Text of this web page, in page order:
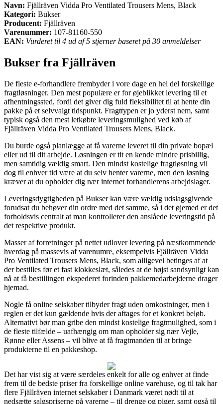
Navn: Fjällräven Vidda Pro Ventilated Trousers Mens, Black
Kategori: Bukser
Producent: Fjällräven
Varenummer: 107-81160-550
EAN: Vurderet til 4 ud af 5 stjerner baseret på 30 anmeldelser
Bukser fra Fjällräven
De fleste e-forhandlere frembyder i vore dage en hel del forskellige
fragtløsninger. Den mest populære er for øjeblikket levering til et
afhentningssted, fordi det giver dig fuld fleksibilitet til at hente din
pakke på et selvvalgt tidspunkt. Fragttypen er jo yderst nem, samt
typisk også den mest letkøbte leveringsmulighed ved køb af
Fjällräven Vidda Pro Ventilated Trousers Mens, Black.
Du burde også planlægge at få varerne leveret til din private bopæl
eller ud til dit arbejde. Løsningen er tit en kende mindre prisbillig,
men samtidig vældig smart. Den mindst kostelige fragtløsning vil
dog til enhver tid være at du selv henter varerne, men den løsning
kræver at du opholder dig nær internet forhandlerens arbejdslager.
Leveringsdygtigheden på Bukser kan være vældig udslagsgivende
forudsat du behøver din ordre med det samme, så i det øjemed er det
forholdsvis centralt at man kontrollerer den anslåede leveringstid på
det respektive produkt.
Masser af forretninger på nettet udlover levering på næstkommende
hverdag på massevis af varenumre, eksempelvis Fjällräven Vidda
Pro Ventilated Trousers Mens, Black, som alligevel betinges af at
der bestilles før et fast klokkeslæt, således at de højst sandsynligt kan
nå at få bestillingen ekspederet forinden pakkemedarbejderne drager
hjemad.
Nogle få online selskaber tilbyder fragt uden omkostninger, men i
reglen er det kun gældende hvis der aftages for et konkret beløb.
Alternativt bør man gribe den mindst kostelige fragtmulighed, som i
de fleste tilfælde – uafhængig om man opholder sig nær Vejle,
Rønne eller Assens – vil blive at få fragtmanden til at bringe
produkterne til en pakkeshop.
Det har vist sig at være særdeles enkelt for alle og enhver at finde
frem til de bedste priser fra forskellige online varehuse, og til tak har
flere Fjällräven internet selskaber i Danmark været nødt til at
nedsætte salgspriserne på varerne – til drenge og piger, samt også til